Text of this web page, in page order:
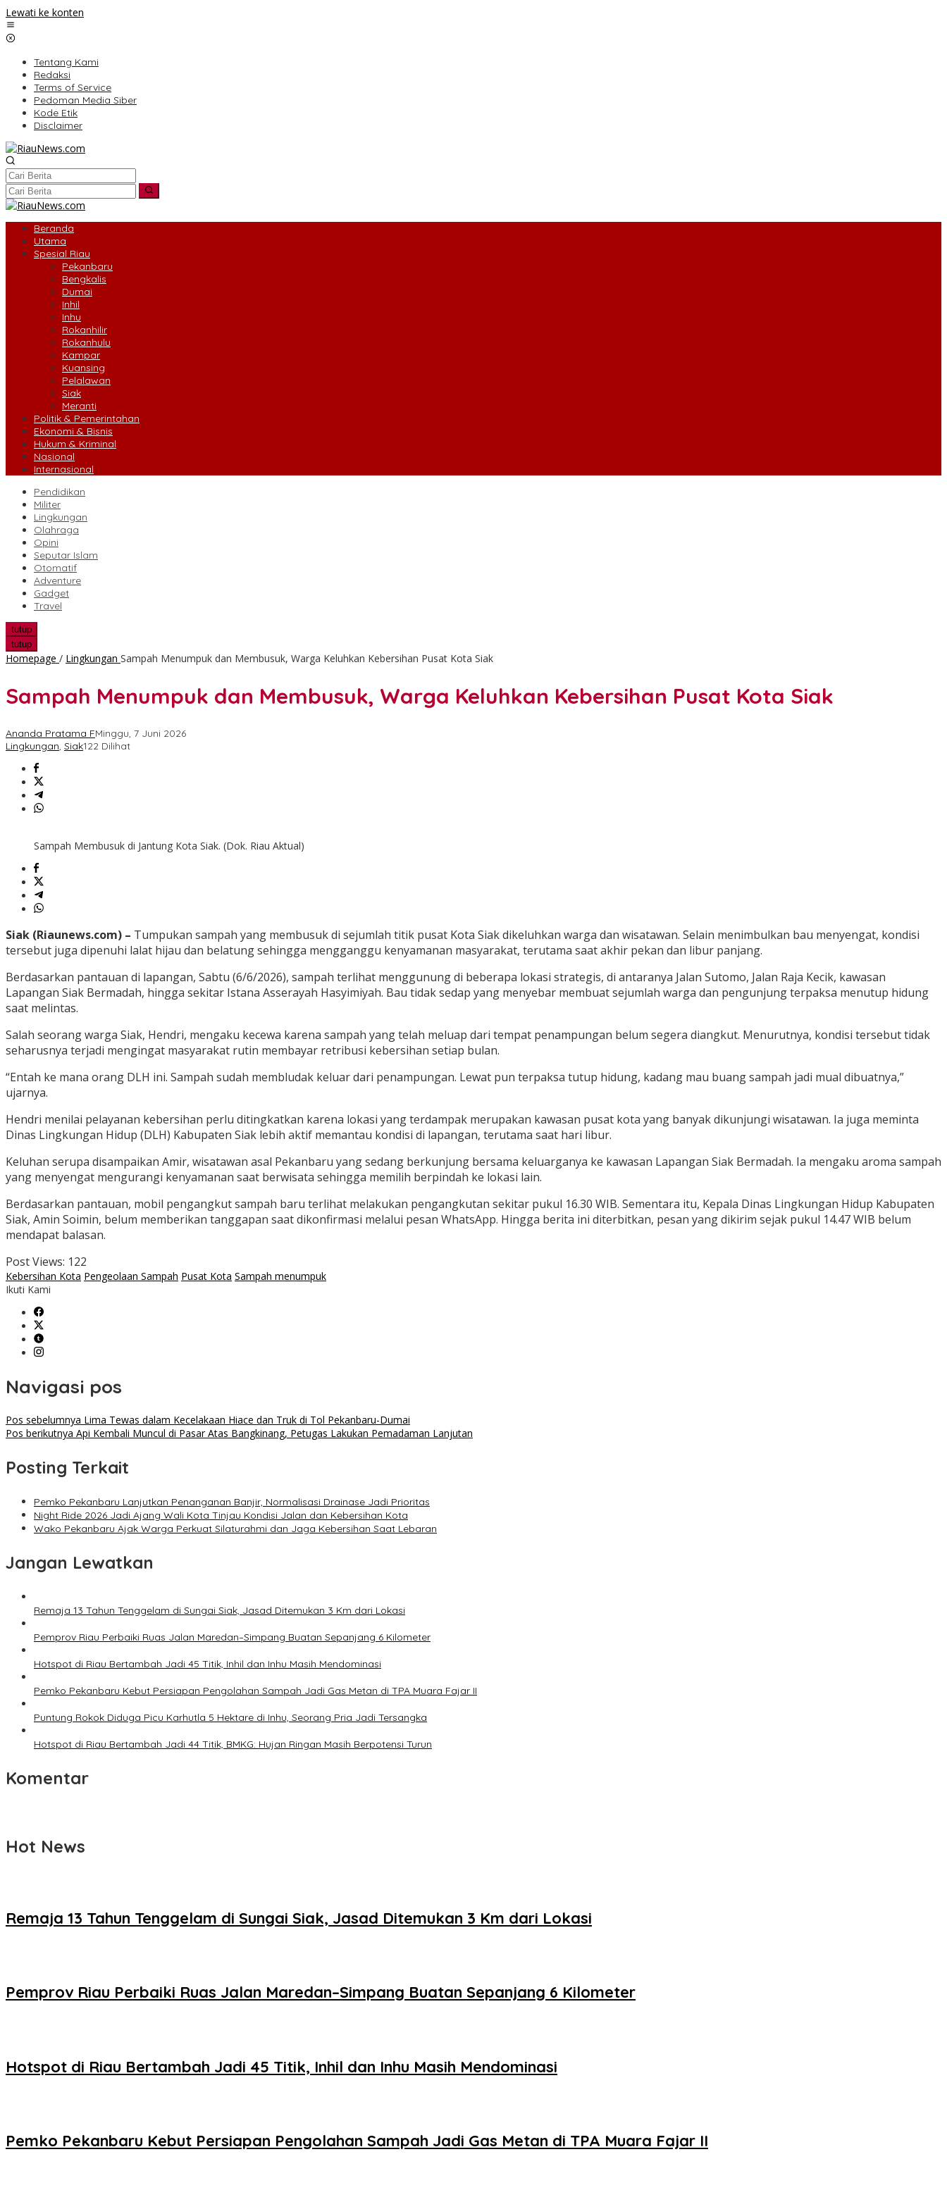
Lewati ke konten
Tentang Kami
Redaksi
Terms of Service
Pedoman Media Siber
Kode Etik
Disclaimer
Beranda
Utama
Spesial Riau
Pekanbaru
Bengkalis
Dumai
Inhil
Inhu
Rokanhilir
Rokanhulu
Kampar
Kuansing
Pelalawan
Siak
Meranti
Politik & Pemerintahan
Ekonomi & Bisnis
Hukum & Kriminal
Nasional
Internasional
Pendidikan
Militer
Lingkungan
Olahraga
Opini
Seputar Islam
Otomatif
Adventure
Gadget
Travel
tutup
tutup
Homepage / Lingkungan Sampah Menumpuk dan Membusuk, Warga Keluhkan Kebersihan Pusat Kota Siak
Sampah Menumpuk dan Membusuk, Warga Keluhkan Kebersihan Pusat Kota Siak
Ananda Pratama FMinggu, 7 Juni 2026
Lingkungan, Siak122 Dilihat
Sampah Membusuk di Jantung Kota Siak. (Dok. Riau Aktual)
Siak (Riaunews.com) – Tumpukan sampah yang membusuk di sejumlah titik pusat Kota Siak dikeluhkan warga dan wisatawan. Selain menimbulkan bau menyengat, kondisi
tersebut juga dipenuhi lalat hijau dan belatung sehingga mengganggu kenyamanan masyarakat, terutama saat akhir pekan dan libur panjang.
Berdasarkan pantauan di lapangan, Sabtu (6/6/2026), sampah terlihat menggunung di beberapa lokasi strategis, di antaranya Jalan Sutomo, Jalan Raja Kecik, kawasan
Lapangan Siak Bermadah, hingga sekitar Istana Asserayah Hasyimiyah. Bau tidak sedap yang menyebar membuat sejumlah warga dan pengunjung terpaksa menutup hidung
saat melintas.
Salah seorang warga Siak, Hendri, mengaku kecewa karena sampah yang telah meluap dari tempat penampungan belum segera diangkut. Menurutnya, kondisi tersebut tidak
seharusnya terjadi mengingat masyarakat rutin membayar retribusi kebersihan setiap bulan.
“Entah ke mana orang DLH ini. Sampah sudah membludak keluar dari penampungan. Lewat pun terpaksa tutup hidung, kadang mau buang sampah jadi mual dibuatnya,”
ujarnya.
Hendri menilai pelayanan kebersihan perlu ditingkatkan karena lokasi yang terdampak merupakan kawasan pusat kota yang banyak dikunjungi wisatawan. Ia juga meminta
Dinas Lingkungan Hidup (DLH) Kabupaten Siak lebih aktif memantau kondisi di lapangan, terutama saat hari libur.
Keluhan serupa disampaikan Amir, wisatawan asal Pekanbaru yang sedang berkunjung bersama keluarganya ke kawasan Lapangan Siak Bermadah. Ia mengaku aroma sampah
yang menyengat mengurangi kenyamanan saat berwisata sehingga memilih berpindah ke lokasi lain.
Berdasarkan pantauan, mobil pengangkut sampah baru terlihat melakukan pengangkutan sekitar pukul 16.30 WIB. Sementara itu, Kepala Dinas Lingkungan Hidup Kabupaten
Siak, Amin Soimin, belum memberikan tanggapan saat dikonfirmasi melalui pesan WhatsApp. Hingga berita ini diterbitkan, pesan yang dikirim sejak pukul 14.47 WIB belum
mendapat balasan.
Post Views: 122
Kebersihan Kota Pengeolaan Sampah Pusat Kota Sampah menumpuk
Ikuti Kami
Navigasi pos
Pos sebelumnya Lima Tewas dalam Kecelakaan Hiace dan Truk di Tol Pekanbaru-Dumai
Pos berikutnya Api Kembali Muncul di Pasar Atas Bangkinang, Petugas Lakukan Pemadaman Lanjutan
Posting Terkait
Pemko Pekanbaru Lanjutkan Penanganan Banjir, Normalisasi Drainase Jadi Prioritas
Night Ride 2026 Jadi Ajang Wali Kota Tinjau Kondisi Jalan dan Kebersihan Kota
Wako Pekanbaru Ajak Warga Perkuat Silaturahmi dan Jaga Kebersihan Saat Lebaran
Jangan Lewatkan
Remaja 13 Tahun Tenggelam di Sungai Siak, Jasad Ditemukan 3 Km dari Lokasi
Pemprov Riau Perbaiki Ruas Jalan Maredan–Simpang Buatan Sepanjang 6 Kilometer
Hotspot di Riau Bertambah Jadi 45 Titik, Inhil dan Inhu Masih Mendominasi
Pemko Pekanbaru Kebut Persiapan Pengolahan Sampah Jadi Gas Metan di TPA Muara Fajar II
Puntung Rokok Diduga Picu Karhutla 5 Hektare di Inhu, Seorang Pria Jadi Tersangka
Hotspot di Riau Bertambah Jadi 44 Titik, BMKG: Hujan Ringan Masih Berpotensi Turun
Komentar
Hot News
Remaja 13 Tahun Tenggelam di Sungai Siak, Jasad Ditemukan 3 Km dari Lokasi
Pemprov Riau Perbaiki Ruas Jalan Maredan–Simpang Buatan Sepanjang 6 Kilometer
Hotspot di Riau Bertambah Jadi 45 Titik, Inhil dan Inhu Masih Mendominasi
Pemko Pekanbaru Kebut Persiapan Pengolahan Sampah Jadi Gas Metan di TPA Muara Fajar II